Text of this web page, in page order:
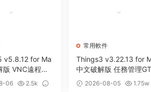
v5.8.12 for Ma
版 VNC遠程桌
用程序
06
2.5k
常用軟件
Things3 v3.22.13 for
中文破解版 任務管理
效率工具
2026-08-05
1.75w